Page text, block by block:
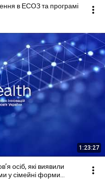
в ЕСОЗ та програмі
1:23:27
осіб, які виявили
у сімейні форми